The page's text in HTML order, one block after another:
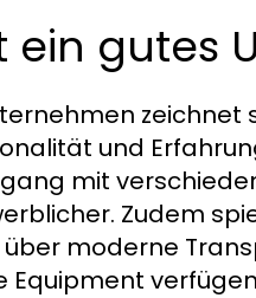
ein gutes
und
mit
Zudem
moderne